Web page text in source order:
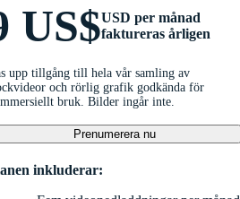
US$USD per månad
faktureras årligen
upp tillgång till hela vår samling av
och rörlig grafik godkända för
bruk. Bilder ingår inte.
Prenumerera nu
inkluderar: